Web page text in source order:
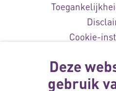
Cookie-
© Vilans,
Deze
gebruik